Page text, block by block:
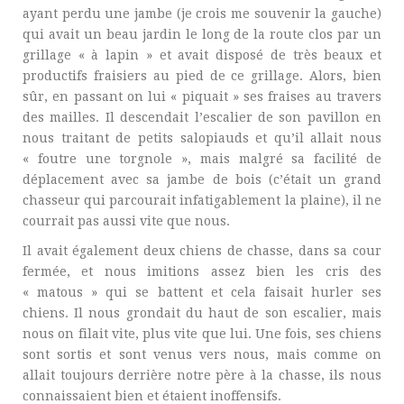
ayant perdu une jambe (je crois me souvenir la gauche)
qui avait un beau jardin le long de la route clos par un
grillage « à lapin » et avait disposé de très beaux et
productifs fraisiers au pied de ce grillage. Alors, bien
sûr, en passant on lui « piquait » ses fraises au travers
des mailles. Il descendait l’escalier de son pavillon en
nous traitant de petits salopiauds et qu’il allait nous
« foutre une torgnole », mais malgré sa facilité de
déplacement avec sa jambe de bois (c’était un grand
chasseur qui parcourait infatigablement la plaine), il ne
courrait pas aussi vite que nous.
Il avait également deux chiens de chasse, dans sa cour
fermée, et nous imitions assez bien les cris des
« matous » qui se battent et cela faisait hurler ses
chiens. Il nous grondait du haut de son escalier, mais
nous on filait vite, plus vite que lui. Une fois, ses chiens
sont sortis et sont venus vers nous, mais comme on
allait toujours derrière notre père à la chasse, ils nous
connaissaient bien et étaient inoffensifs.